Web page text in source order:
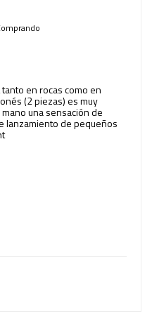
en rocas como en
(2 piezas) es muy
una sensación de
lanzamiento de pequeños